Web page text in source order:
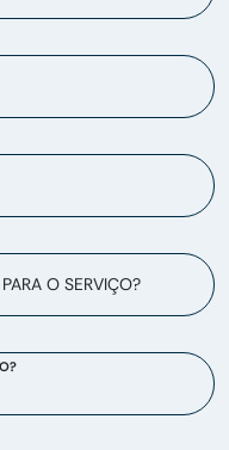
O SERVIÇO?